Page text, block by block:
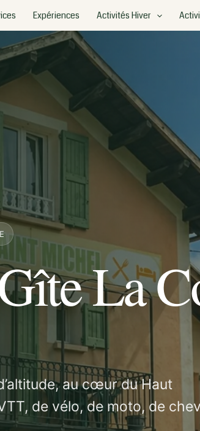
Expériences Activités Hiver
La
au cœur du Haut
de vélo, de moto, de